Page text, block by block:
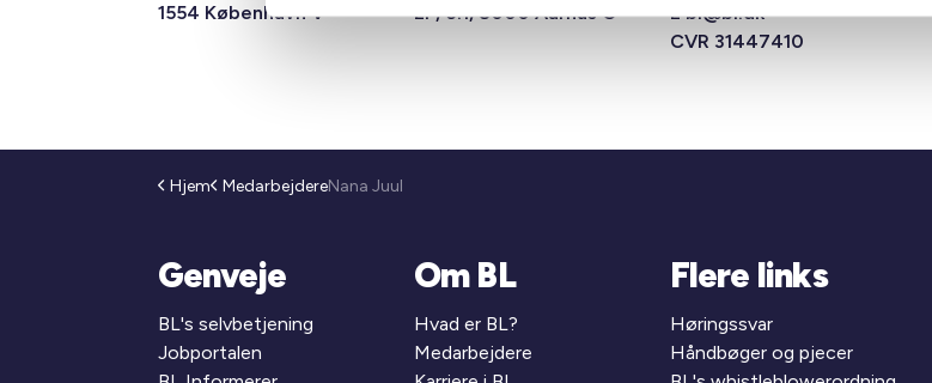
1554 København V
2F, 6.1, 8000 Aarhus C
Ebl@bl.dk
CVR 31447410
Hjem MedarbejdereNana Juul
Genveje
BL's selvbetjening
Jobportalen
Om BL
Hvad er BL?
Medarbejdere
Flere links
Høringssvar
Håndbøger og pjecer